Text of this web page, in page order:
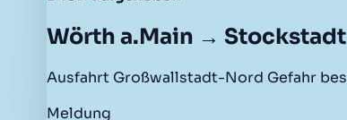
Wörth a.Main → Stockstadt
Ausfahrt Großwallstadt-Nord Gefahr
Meldung